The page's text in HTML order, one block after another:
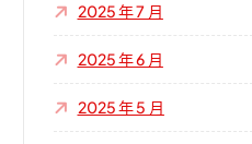
2025 年 7 月
2025 年 6 月
2025 年 5 月